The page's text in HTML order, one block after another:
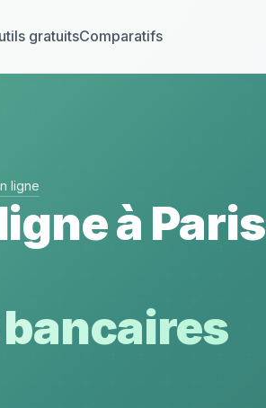
gratuitsComparatifs
ligne
à Paris